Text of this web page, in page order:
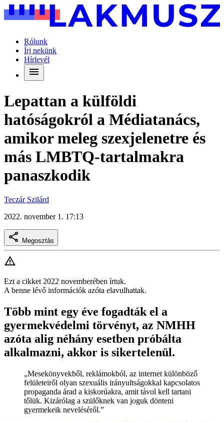
Rólunk
Írj nekünk
Hírlevél
Lepattan a külföldi
hatóságokról a Médiatanács,
amikor meleg szexjelenetre és
más LMBTQ-tartalmakra
panaszkodik
Teczár Szilárd
2022. november 1. 17:13
Megosztás
Ezt a cikket 2022 novemberében írtuk.
A benne lévő információk azóta elavulhattak.
Több mint egy éve fogadták el a
gyermekvédelmi törvényt, az NMHH
azóta alig néhány esetben próbálta
alkalmazni, akkor is sikertelenül.
„Mesekönyvekből, reklámokból, az internet különböző
felületeiről olyan szexuális irányultságokkal kapcsolatos
propaganda árad a kiskorúakra, amit távol kell tartani
tőlük. Kizárólag a szülőknek van joguk dönteni
gyermekeik neveléséről.”